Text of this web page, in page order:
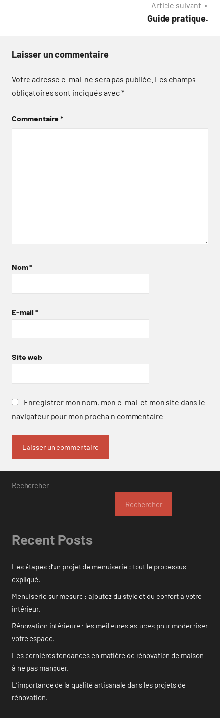
Article suivant
Guide pratique.
Laisser un commentaire
Votre adresse e-mail ne sera pas publiée. Les champs
obligatoires sont indiqués avec*
Commentaire*
Nom*
E-mail *
Site web
Enregistrer mon nom, mon e-mail et mon site dans le
navigateur pour mon prochain commentaire.
Rechercher
Rechercher
Recent Posts
Les étapes d’un projet de menuiserie : tout le processus
expliqué.
Menuiserie sur mesure : ajoutez du style et du confort à votre
intérieur.
Rénovation intérieure : les meilleures astuces pour moderniser
votre espace.
Les dernières tendances en matière de rénovation de maison
à ne pas manquer.
L’importance de la qualité artisanale dans les projets de
rénovation.